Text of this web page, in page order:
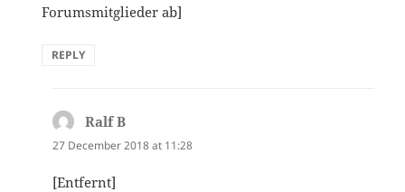
Forumsmitglieder ab]
REPLY
Ralf B
27 December 2018 at 11:28
[Entfernt]